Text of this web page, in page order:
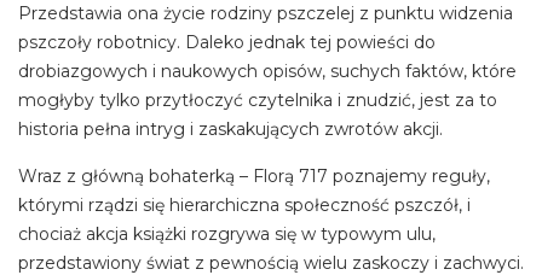
Przedstawia ona życie rodziny pszczelej z punktu widzenia
pszczoły robotnicy. Daleko jednak tej powieści do
drobiazgowych i naukowych opisów, suchych faktów, które
mogłyby tylko przytłoczyć czytelnika i znudzić, jest za to
historia pełna intryg i zaskakujących zwrotów akcji.
Wraz z główną bohaterką – Florą 717 poznajemy reguły,
którymi rządzi się hierarchiczna społeczność pszczół, i
chociaż akcja książki rozgrywa się w typowym ulu,
przedstawiony świat z pewnością wielu zaskoczy i zachwyci.